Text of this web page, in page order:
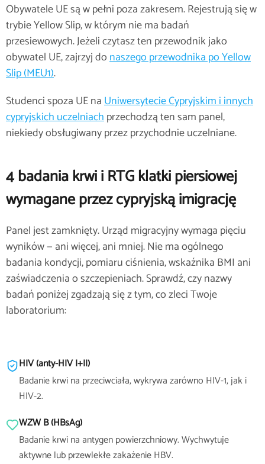
Obywatele UE są w pełni poza zakresem. Rejestrują się w
trybie Yellow Slip, w którym nie ma badań
przesiewowych. Jeżeli czytasz ten przewodnik jako
obywatel UE, zajrzyj donaszego przewodnika po Yellow
Slip (MEU1).
Studenci spoza UE naUniwersytecie Cypryjskim i innych
cypryjskich uczelniachprzechodzą ten sam panel,
niekiedy obsługiwany przez przychodnie uczelniane.
4 badania krwi i RTG klatki piersiowej
wymagane przez cypryjską imigrację
Panel jest zamknięty. Urząd migracyjny wymaga pięciu
wyników — ani więcej, ani mniej. Nie ma ogólnego
badania kondycji, pomiaru ciśnienia, wskaźnika BMI ani
zaświadczenia o szczepieniach. Sprawdź, czy nazwy
badań poniżej zgadzają się z tym, co zleci Twoje
laboratorium:
HIV (anty-HIV I+II)
Badanie krwi na przeciwciała, wykrywa zarówno HIV-1, jak i
HIV-2.
WZW B (HBsAg)
Badanie krwi na antygen powierzchniowy. Wychwytuje
aktywne lub przewlekłe zakażenie HBV.